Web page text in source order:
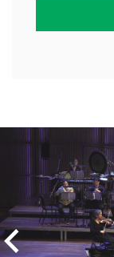
Overslaan